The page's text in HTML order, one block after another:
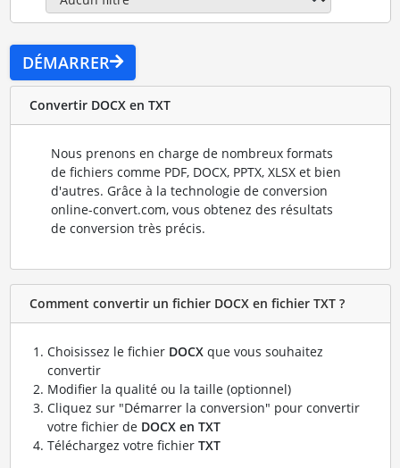
DÉMARRER
Convertir DOCX en TXT
Nous prenons en charge de nombreux formats
de fichiers comme PDF, DOCX, PPTX, XLSX et bien
d'autres. Grâce à la technologie de conversion
online-convert.com, vous obtenez des résultats
de conversion très précis.
Comment convertir un fichier DOCX en fichier TXT ?
Choisissez le fichier DOCXque vous souhaitez
convertir
Modifier la qualité ou la taille (optionnel)
Cliquez sur "Démarrer la conversion" pour convertir
votre fichier de DOCX en TXT
Téléchargez votre fichier TXT